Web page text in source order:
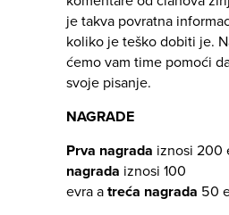
je takva povratna
koliko je teško dobiti je.
ćemo vam time pomoći
svoje pisanje.
NAGRADE
Prva nagrada iznosi 200
nagrada iznosi 100
evra a treća nagrada 50